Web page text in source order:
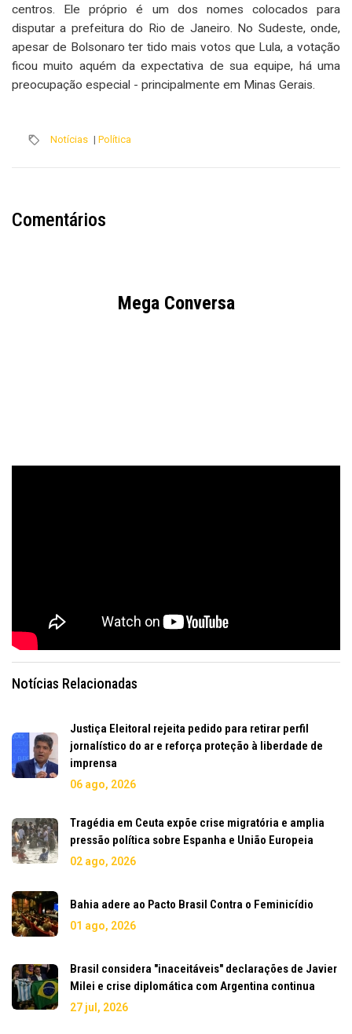
centros. Ele próprio é um dos nomes colocados para
disputar a prefeitura do Rio de Janeiro. No Sudeste, onde,
apesar de Bolsonaro ter tido mais votos que Lula, a votação
ficou muito aquém da expectativa de sua equipe, há uma
preocupação especial - principalmente em Minas Gerais.
Notícias | Política
Comentários
Mega Conversa
Notícias Relacionadas
Justiça Eleitoral rejeita pedido para retirar perfil
jornalístico do ar e reforça proteção à liberdade de
imprensa
06 ago, 2026
Tragédia em Ceuta expõe crise migratória e amplia
pressão política sobre Espanha e União Europeia
02 ago, 2026
Bahia adere ao Pacto Brasil Contra o Feminicídio
01 ago, 2026
Brasil considera "inaceitáveis" declarações de Javier
Milei e crise diplomática com Argentina continua
27 jul, 2026